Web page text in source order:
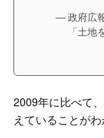
政府広
「土
2009年に比べて
えていることがわ